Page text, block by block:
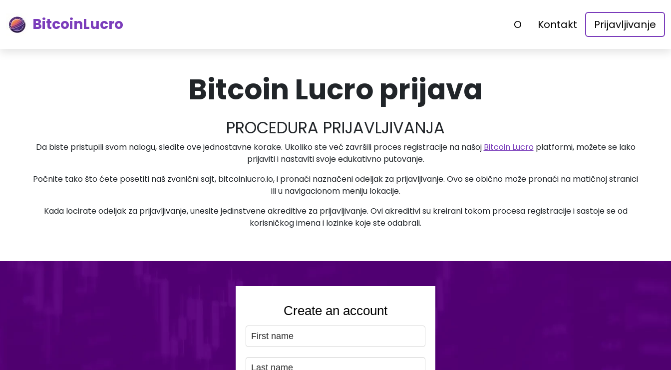
BitcoinLucro O Kontakt Prijavljivanje
Bitcoin Lucro prijava
PROCEDURA PRIJAVLJIVANJA
Da biste pristupili svom nalogu, sledite ove jednostavne korake. Ukoliko ste već završili proces registracije na našoj Bitcoin Lucro platformi, možete se lako
prijaviti i nastaviti svoje edukativno putovanje.
Počnite tako što ćete posetiti naš zvanični sajt, bitcoinlucro.io, i pronaći naznačeni odeljak za prijavljivanje. Ovo se obično može pronaći na matičnoj stranici
ili u navigacionom meniju lokacije.
Kada locirate odeljak za prijavljivanje, unesite jedinstvene akreditive za prijavljivanje. Ovi akreditivi su kreirani tokom procesa registracije i sastoje se od
korisničkog imena i lozinke koje ste odabrali.